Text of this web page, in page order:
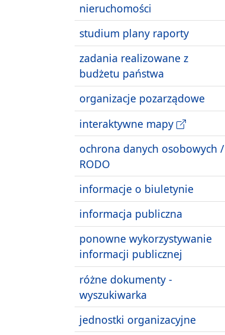
nieruchomości
studium plany raporty
zadania realizowane z
budżetu państwa
organizacje pozarządowe
interaktywne mapy
ochrona danych osobowych /
RODO
informacje o biuletynie
informacja publiczna
ponowne wykorzystywanie
informacji publicznej
różne dokumenty -
wyszukiwarka
jednostki organizacyjne